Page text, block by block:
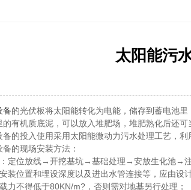
太阳能污
备的光伏板将太阳能转化为电能，储存到蓄电池
有机质底泥，可以放入堆肥场，堆肥熟化后还可
投入使用采用太阳能微动力污水处理工艺，利
的现场安装方法：
位放线→开挖基坑→基础处理→安放生化池→
位置和埋设深度以及进出水管连接等，应由设计
不得低于80KN/m?，否则需对地基另行处理；